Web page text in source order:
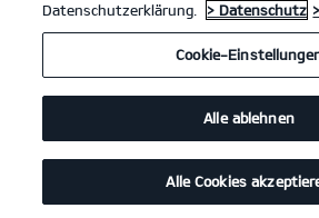
Elektromobilität
Aktuelles
Datenschutzerklärung.
> Datenschutz
Cookie-
Alle ablehnen
Alle Cookies